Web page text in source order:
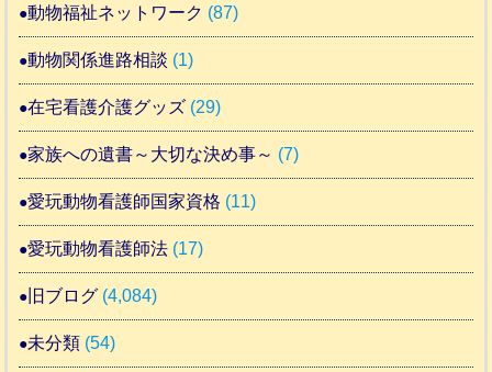
動物福祉ネットワーク (87)
動物関係進路相談 (1)
在宅看護介護グッズ (29)
家族への遺書～大切な決め事～ (7)
愛玩動物看護師国家資格 (11)
愛玩動物看護師法 (17)
旧ブログ (4,084)
未分類 (54)